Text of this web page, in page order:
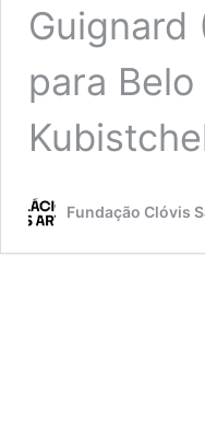
Guignard
para
Fundação Clóvis